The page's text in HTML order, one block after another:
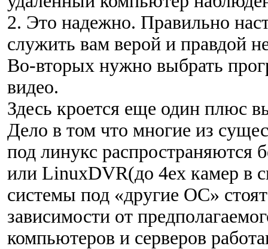
2. Это надежно. Правильно
служить вам верой и правдой
Во-вторых нужно выбрать
видео.
Здесь кроется еще один плюс
Дело в том что многие из
под линукс распространяются
или LinuxDVR(до 4ех камер в
системы под «другие ОС»
зависимости от
компьютеров и серверов